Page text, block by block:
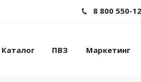
8 800 550-
Каталог ПВЗ Маркетинг